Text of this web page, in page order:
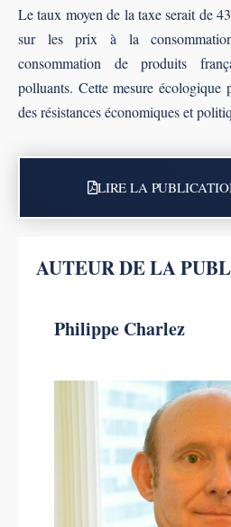
Le taux moyen de la taxe serait de
sur les prix à la
consommation de produits
polluants. Cette mesure écologique
des résistances économiques et
LIRE LA
AUTEUR DE LA
Philippe Charlez